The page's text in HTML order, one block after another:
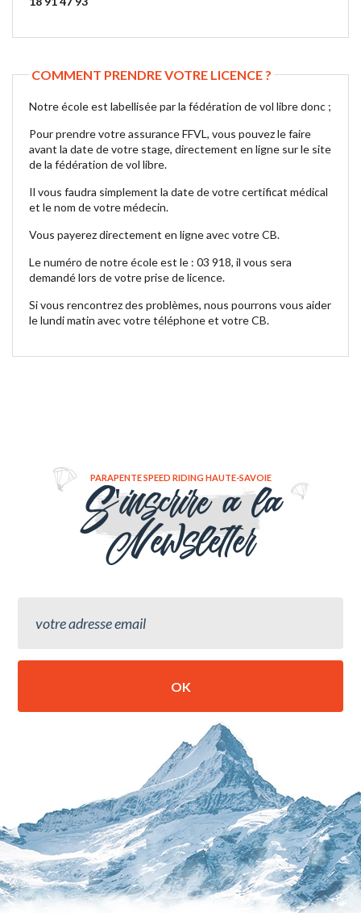
COMMENT PRENDRE VOTRE LICENCE ?
Notre école est labellisée par la fédération de vol libre donc ;
Pour prendre votre assurance FFVL, vous pouvez le faire
avant la date de votre stage, directement en ligne sur le site
de la fédération de vol libre.
Il vous faudra simplement la date de votre certificat médical
et le nom de votre médecin.
Vous payerez directement en ligne avec votre CB.
Le numéro de notre école est le : 03 918, il vous sera
demandé lors de votre prise de licence.
Si vous rencontrez des problèmes, nous pourrons vous aider
le lundi matin avec votre téléphone et votre CB.
PARAPENTE SPEED RIDING HAUTE-SAVOIE
S'inscrire a la
Newsletter